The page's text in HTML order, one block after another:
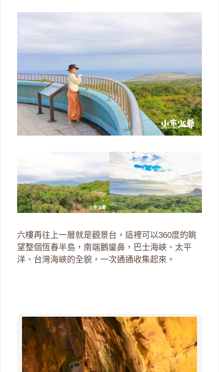
六樓再往上一層就是觀景台，這裡可以360度的眺
望整個恆春半島，南端鵝鑾鼻，巴士海峽、太平
洋、台灣海峽的全貌，一次通通收集起來。